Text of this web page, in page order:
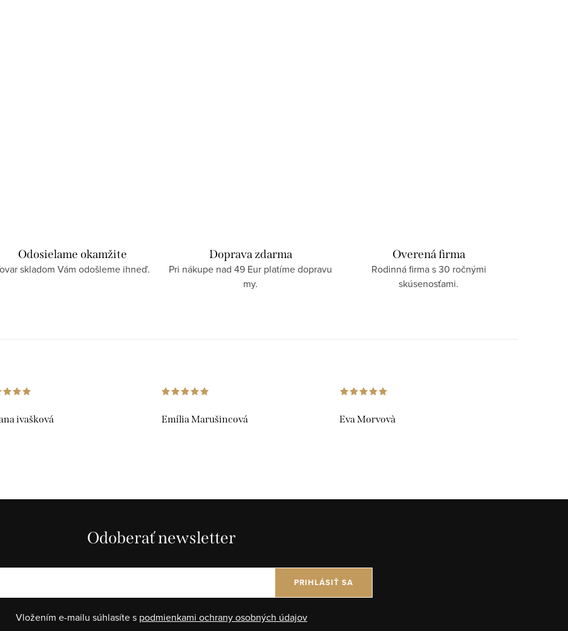
Odosielame okamžite
skladom Vám odošleme ihneď.
Doprava zdarma
Pri nákupe nad 49 Eur platíme dopravu
my.
Overená firma
Rodinná firma s 30 ročnými
skúsenosťami.
ivašková Emília Marušincová Eva Morvovà
Odoberať newsletter
Vložením e-mailu súhlasíte s podmienkami ochrany osobných údajov
PRIHLÁSIŤ SA